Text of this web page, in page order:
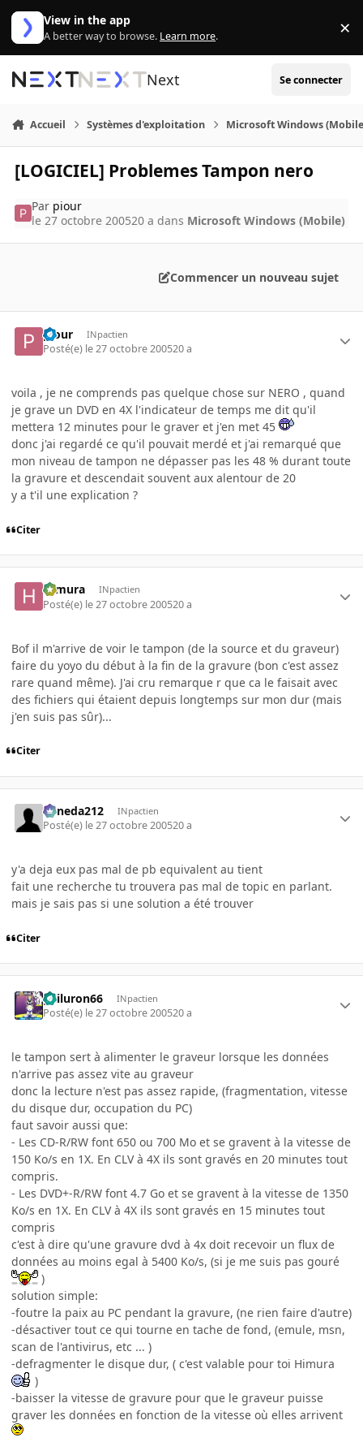
Aller au contenu
View in the app
A better way to browse. Learn more. ×
Next Se connecter
Accueil Systèmes d'exploitation Microsoft Windows
[LOGICIEL] Problemes Tampon nero
Par piour
le 27 octobre 200520 a dans Microsoft Windows (Mobile)
Commencer un nouveau sujet
piour INpactien
Posté(e) le 27 octobre 200520 a
voila , je ne comprends pas quelque chose sur NERO , quand
je grave un DVD en 4X l'indicateur de temps me dit qu'il
mettera 12 minutes pour le graver et j'en met 45
donc j'ai regardé ce qu'il pouvait merdé et j'ai remarqué que
mon niveau de tampon ne dépasser pas les 48 % durant toute
la gravure et descendait souvent aux alentour de 20
y a t'il une explication ?
Citer
Himura INpactien
Posté(e) le 27 octobre 200520 a
Bof il m'arrive de voir le tampon (de la source et du graveur)
faire du yoyo du début à la fin de la gravure (bon c'est assez
rare quand même). J'ai cru remarque r que ca le faisait avec
des fichiers qui étaient depuis longtemps sur mon dur (mais
j'en suis pas sûr)...
Citer
keneda212 INpactien
Posté(e) le 27 octobre 200520 a
y'a deja eux pas mal de pb equivalent au tient
fait une recherche tu trouvera pas mal de topic en parlant.
mais je sais pas si une solution a été trouver
Citer
gailuron66 INpactien
Posté(e) le 27 octobre 200520 a
le tampon sert à alimenter le graveur lorsque les données
n'arrive pas assez vite au graveur
donc la lecture n'est pas assez rapide, (fragmentation, vitesse
du disque dur, occupation du PC)
faut savoir aussi que:
- Les CD-R/RW font 650 ou 700 Mo et se gravent à la vitesse de
150 Ko/s en 1X. En CLV à 4X ils sont gravés en 20 minutes tout
compris.
- Les DVD+-R/RW font 4.7 Go et se gravent à la vitesse de 1350
Ko/s en 1X. En CLV à 4X ils sont gravés en 15 minutes tout
compris
c'est à dire qu'une gravure dvd à 4x doit recevoir un flux de
données au moins egal à 5400 Ko/s, (si je me suis pas gouré
)
solution simple:
-foutre la paix au PC pendant la gravure, (ne rien faire d'autre)
-désactiver tout ce qui tourne en tache de fond, (emule, msn,
scan de l'antivirus, etc ... )
-defragmenter le disque dur, ( c'est valable pour toi Himura
)
-baisser la vitesse de gravure pour que le graveur puisse
graver les données en fonction de la vitesse où elles arrivent